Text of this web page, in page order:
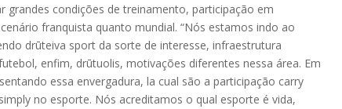
condições de treinamento, participação em
franquista quanto mundial. “Nós estamos indo ao
drūteiva sport da sorte de interesse, infraestrutura
enfim, drūtuolis, motivações diferentes nessa área. Em
essa envergadura, la cual são a participação carry
no esporte. Nós acreditamos o qual esporte é vida,